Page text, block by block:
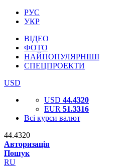
РУС
УКР
ВІДЕО
ФОТО
НАЙПОПУЛЯРНІШІ
СПЕЦПРОЕКТИ
USD
USD 44.4320
EUR 51.3316
Всі курси валют
44.4320
Авторизація
Пошук
RU